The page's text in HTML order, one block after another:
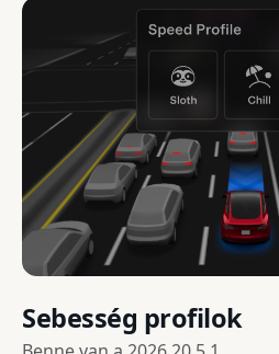
Sebesség profilok